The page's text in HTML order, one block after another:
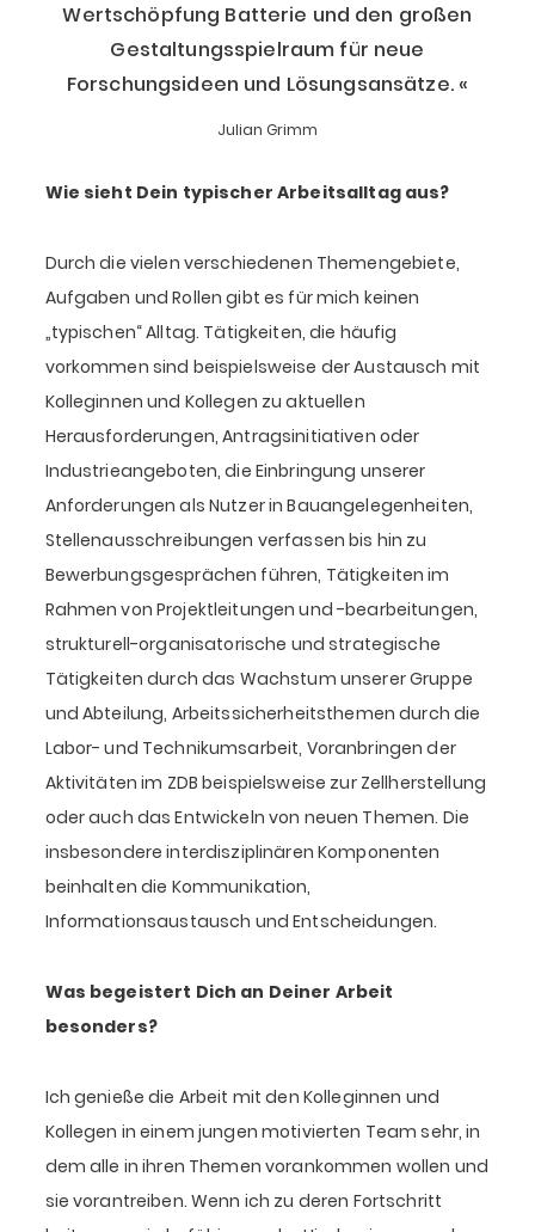
Wertschöpfung Batterie und den großen
Gestaltungsspielraum für neue
Forschungsideen und Lösungsansätze.
Julian Grimm
Wie sieht Dein typischer Arbeitsalltag aus?
Durch die vielen verschiedenen Themengebiete,
Aufgaben und Rollen gibt es für mich keinen
„typischen“ Alltag. Tätigkeiten, die häufig
vorkommen sind beispielsweise der Austausch mit
Kolleginnen und Kollegen zu aktuellen
Herausforderungen, Antragsinitiativen oder
Industrieangeboten, die Einbringung unserer
Anforderungen als Nutzer in Bauangelegenheiten,
Stellenausschreibungen verfassen bis hin zu
Bewerbungsgesprächen führen, Tätigkeiten im
Rahmen von Projektleitungen und -bearbeitungen,
strukturell-organisatorische und strategische
Tätigkeiten durch das Wachstum unserer Gruppe
und Abteilung, Arbeitssicherheitsthemen durch die
Labor- und Technikumsarbeit, Voranbringen der
Aktivitäten im ZDB beispielsweise zur Zellherstellung
oder auch das Entwickeln von neuen Themen. Die
insbesondere interdisziplinären Komponenten
beinhalten die Kommunikation,
Informationsaustausch und Entscheidungen.
Was begeistert Dich an Deiner Arbeit
besonders?
Ich genieße die Arbeit mit den Kolleginnen und
Kollegen in einem jungen motivierten Team sehr, in
dem alle in ihren Themen vorankommen wollen und
sie vorantreiben. Wenn ich zu deren Fortschritt